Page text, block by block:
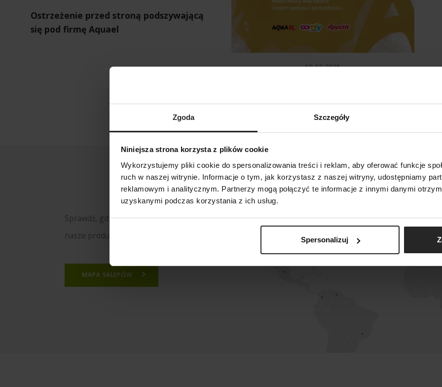
Zgoda Szczegóły
Niniejsza strona korzysta z plików cookie
Wykorzystujemy pliki cookie do spersonalizowania treści i reklam, aby oferować funkcje
ruch w naszej witrynie. Informacje o tym, jak korzystasz z naszej witryny, udostępniamy
reklamowym i analitycznym. Partnerzy mogą połączyć te informacje z innymi danymi
uzyskanymi podczas korzystania z ich usług.
Spersonalizuj
Ostrzeżenie przed stroną podszywającą
się pod firmę Aquael
19 12 2025
Sprawdź, gdzie kupisz
nasze produkty
MAPA SKLEPÓW
SZUKAJ